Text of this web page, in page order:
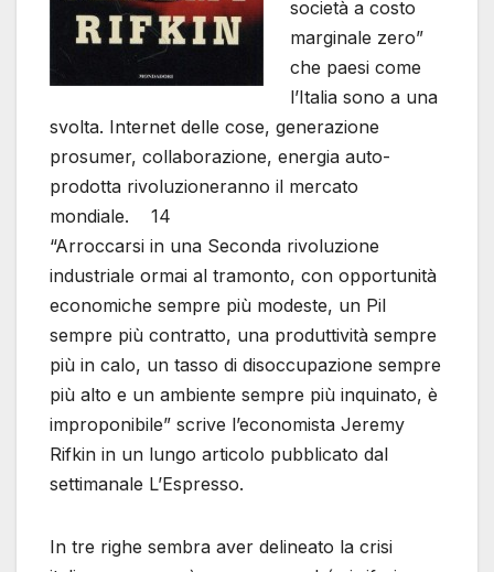
società a costo
marginale zero”
che paesi come
l’Italia sono a una
svolta. Internet delle cose, generazione
prosumer, collaborazione, energia auto-
prodotta rivoluzioneranno il mercato
mondiale. 14
“Arroccarsi in una Seconda rivoluzione
industriale ormai al tramonto, con opportunità
economiche sempre più modeste, un Pil
sempre più contratto, una produttività sempre
più in calo, un tasso di disoccupazione sempre
più alto e un ambiente sempre più inquinato, è
improponibile” scrive l’economista Jeremy
Rifkin in un lungo articolo pubblicato dal
settimanale L’Espresso.
In tre righe sembra aver delineato la crisi